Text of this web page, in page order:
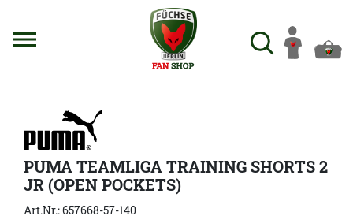
PUMA TEAMLIGA TRAINING SHORTS 2
JR (OPEN POCKETS)
Art.Nr.: 657668-57-140